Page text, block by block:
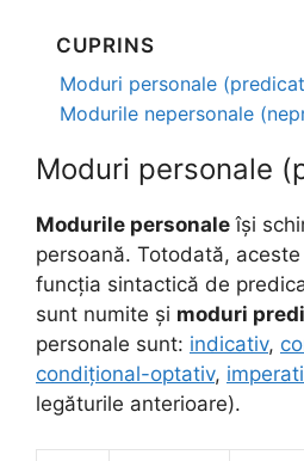
CUPRINS
Moduri personale
Modurile nepersonale
Moduri personale
Modurile personale își
persoană. Totodată,
funcția sintactică de
sunt numite și moduri
personale sunt: indicativ,
condițional-optativ,
legăturile anterioare).